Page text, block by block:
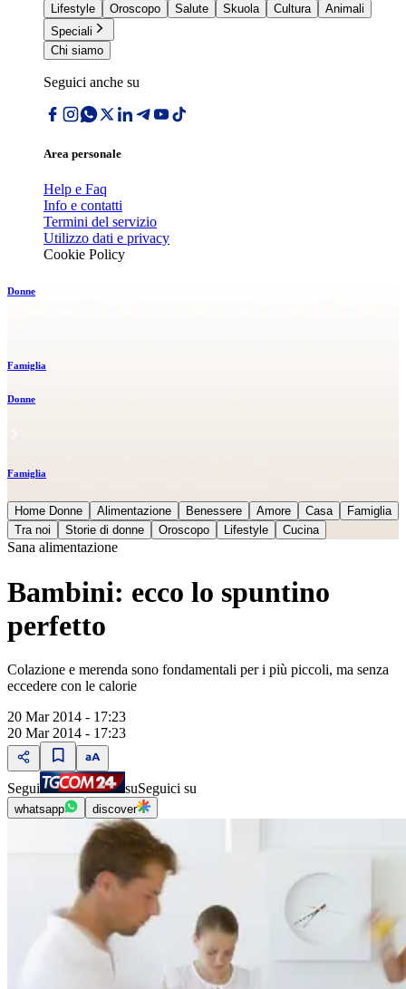
Lifestyle
Oroscopo Salute Skuola Cultura
Animali
Speciali
Chi siamo
Seguici anche su
Area personale
Help e Faq
Info e contatti
Termini del servizio
Utilizzo dati e privacy
Cookie Policy
Donne
Famiglia
Donne
Famiglia
Home Donne Alimentazione Benessere Amore Casa
Famiglia
Tra noi
Storie di donne Oroscopo Lifestyle Cucina
Sana alimentazione
Bambini: ecco lo spuntino
perfetto
Colazione e merenda sono fondamentali per i più piccoli, ma senza
eccedere con le calorie
20 Mar 2014 - 17:23
20 Mar 2014 - 17:23
Segui suSeguici su
whatsapp discover